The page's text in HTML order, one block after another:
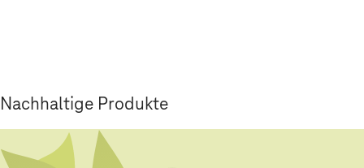
Nachhaltige Produkte